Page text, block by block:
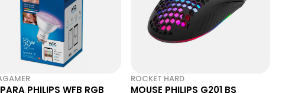
PHILIPS WFB RGB
ROCKET HARD
MOUSE PHILIPS G201 BS